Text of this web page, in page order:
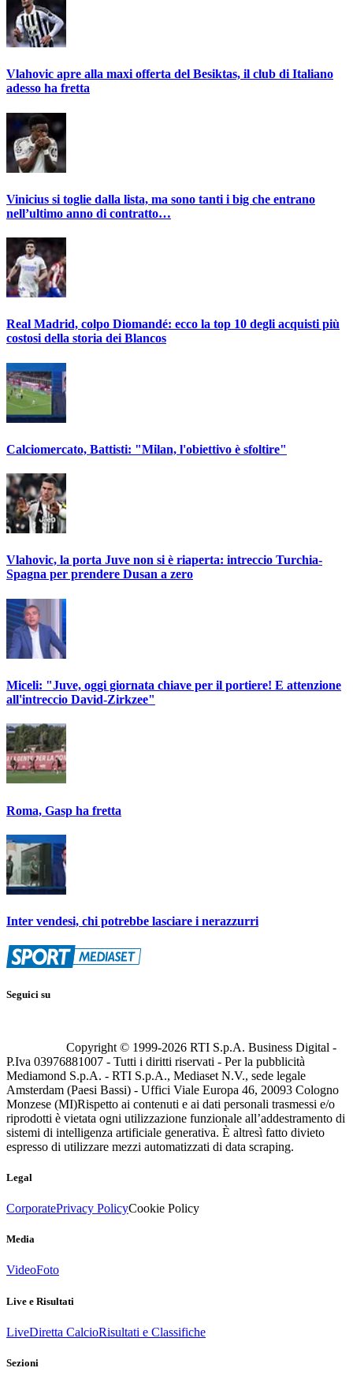
Vlahovic apre alla maxi offerta del Besiktas, il club di Italiano
adesso ha fretta
Vinicius si toglie dalla lista, ma sono tanti i big che entrano
nell’ultimo anno di contratto…
Real Madrid, colpo Diomandé: ecco la top 10 degli acquisti più
costosi della storia dei Blancos
Calciomercato, Battisti: "Milan, l'obiettivo è sfoltire"
Vlahovic, la porta Juve non si è riaperta: intreccio Turchia-
Spagna per prendere Dusan a zero
Miceli: "Juve, oggi giornata chiave per il portiere! E attenzione
all'intreccio David-Zirkzee"
Roma, Gasp ha fretta
Inter vendesi, chi potrebbe lasciare i nerazzurri
Seguici su
Copyright © 1999-2026 RTI S.p.A. Business Digital -
P.Iva 03976881007 - Tutti i diritti riservati - Per la pubblicità
Mediamond S.p.A. - RTI S.p.A., Mediaset N.V., sede legale
Amsterdam (Paesi Bassi) - Uffici Viale Europa 46, 20093 Cologno
Monzese (MI)Rispetto ai contenuti e ai dati personali trasmessi e/o
riprodotti è vietata ogni utilizzazione funzionale all’addestramento di
sistemi di intelligenza artificiale generativa. È altresì fatto divieto
espresso di utilizzare mezzi automatizzati di data scraping.
Legal
CorporatePrivacy PolicyCookie Policy
Media
VideoFoto
Live e Risultati
LiveDiretta CalcioRisultati e Classifiche
Sezioni